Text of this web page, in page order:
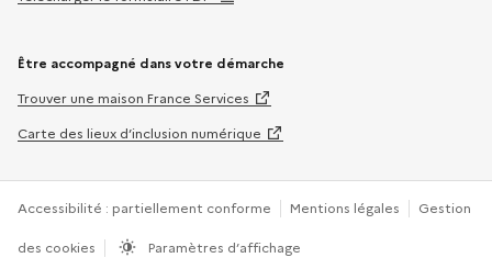
Être accompagné dans votre démarche
Trouver une maison France Services
Carte des lieux d’inclusion numérique
Accessibilité : partiellement conforme Mentions légales Gestion
des cookies Paramètres d’affichage